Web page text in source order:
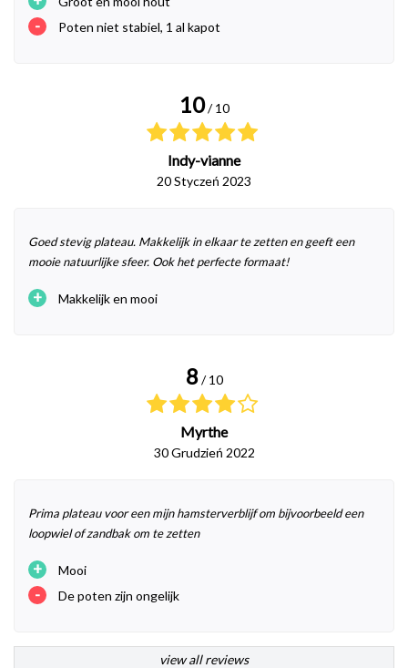
- Poten niet stabiel, 1 al kapot
10 / 10
Indy-vianne
20 Styczeń 2023
Goed stevig plateau. Makkelijk in elkaar te zetten en geeft een
mooie natuurlijke sfeer. Ook het perfecte formaat!
+ Makkelijk en mooi
8 / 10
Myrthe
30 Grudzień 2022
Prima plateau voor een mijn hamsterverblijf om bijvoorbeeld een
loopwiel of zandbak om te zetten
+ Mooi
- De poten zijn ongelijk
view all reviews